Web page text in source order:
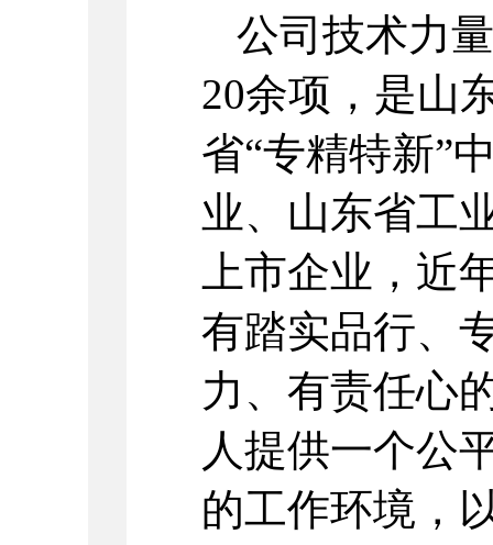
公司技术力
20余项，是山
省“专精特新”
业、山东省工
上市企业，近
有踏实品行、
力、有责任心
人提供一个公
的工作环境，